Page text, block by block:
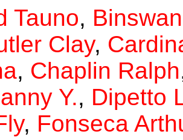
Tauno,
Clay,
, Chaplin Ralph
Y., Dipetto
, Fonseca